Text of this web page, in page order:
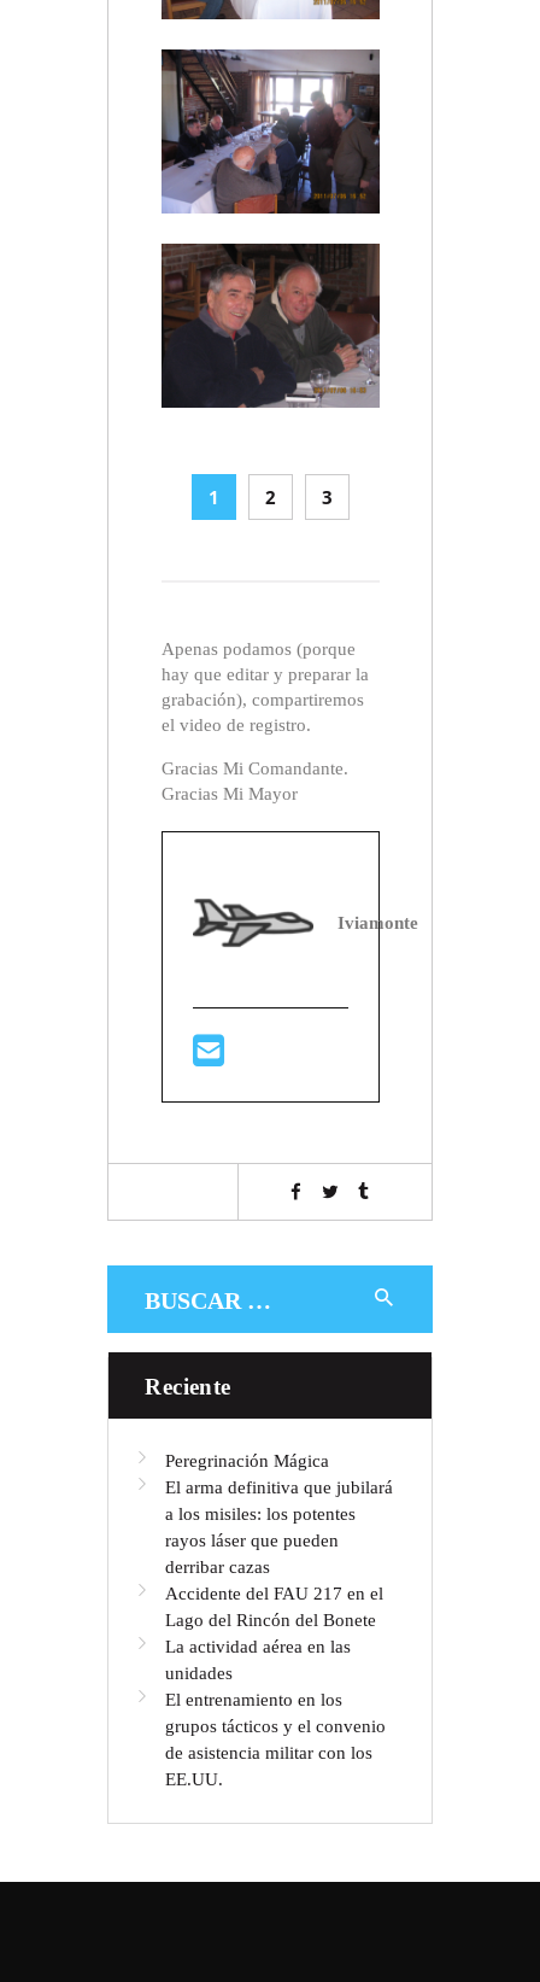
1 2 3
Apenas podamos (porque
hay que editar y preparar la
grabación), compartiremos
el video de registro.
Gracias Mi Comandante.
Gracias Mi Mayor
Iviamonte
Buscar:
Reciente
Peregrinación Mágica
El arma definitiva que jubilará
a los misiles: los potentes
rayos láser que pueden
derribar cazas
Accidente del FAU 217 en el
Lago del Rincón del Bonete
La actividad aérea en las
unidades
El entrenamiento en los
grupos tácticos y el convenio
de asistencia militar con los
EE.UU.